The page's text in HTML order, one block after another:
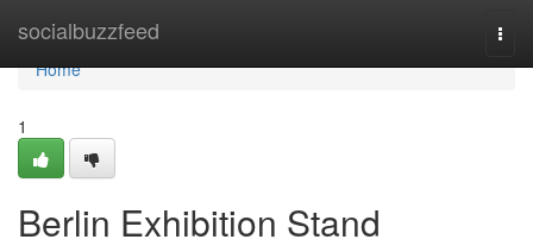
socialbuzzfeed
Home
Home
1
Berlin Exhibition Stand